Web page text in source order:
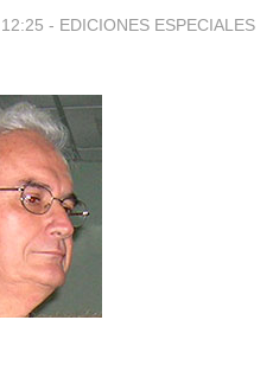
- EDICIONES ESPECIALES